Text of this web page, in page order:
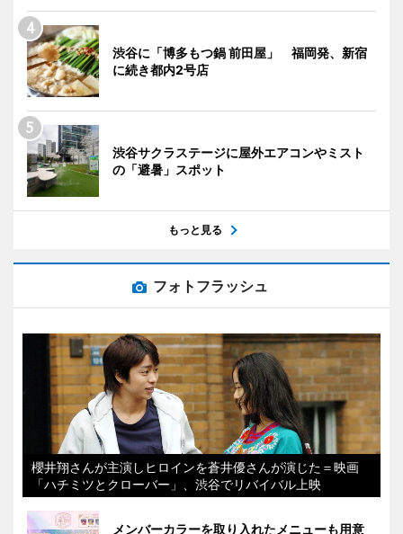
渋谷に「博多もつ鍋 前田屋」 福岡発、新宿
に続き都内2号店
渋谷サクラステージに屋外エアコンやミスト
の「避暑」スポット
もっと見る
フォトフラッシュ
櫻井翔さんが主演しヒロインを蒼井優さんが演じた＝映画
「ハチミツとクローバー」、渋谷でリバイバル上映
メンバーカラーを取り入れたメニューも用意